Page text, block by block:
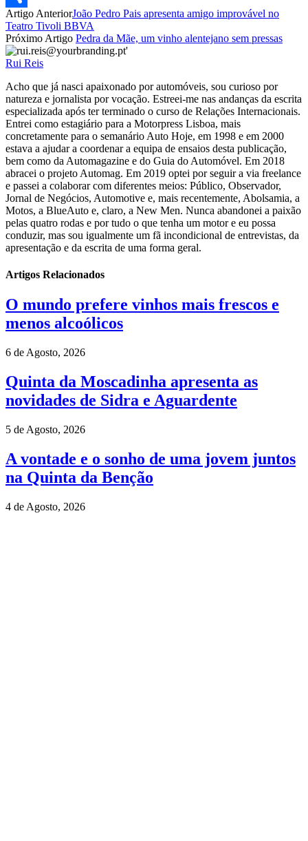
Partilhar
Artigo AnteriorJoão Pedro Pais apresenta amigo improvável no
Teatro Tivoli BBVA
Próximo Artigo Pedra da Mãe, um vinho alentejano sem pressas
Rui Reis
Acho que já nasci apaixonado por automóveis, sou curioso por
natureza e jornalista por vocação. Estreei-me nas andanças da escrita
especializada após ter terminado o curso de Relações Internacionais.
Entrei como estagiário para a Motorpress Lisboa, mais
concretamente para o semanário Auto Hoje, em 1998 e em 2000
estava a ajudar a coordenar a equipa de ensaios desta publicação,
bem como da Automagazine e do Guia do Automóvel. Em 2018
abracei o projeto Automag. Em 2019 optei por seguir a via freelance
e passei a colaborar com diferentes meios: Público, Observador,
Jornal de Negócios, Automotive e, mais recentemente, Abolsamia, a
Motos, a BlueAuto e, claro, a New Men. Nunca abandonei a paixão
pelas quatro rodas e por tudo o que tenha um motor e eu possa
conduzir, mas sou igualmente um fã incondicional de entrevistas, da
apresentação e da escrita de uma forma geral.
Artigos Relacionados
O mundo prefere vinhos mais frescos e
menos alcoólicos
6 de Agosto, 2026
Quinta da Moscadinha apresenta as
novidades de Sidra e Aguardente
5 de Agosto, 2026
A vontade e o sonho de uma jovem juntos
na Quinta da Benção
4 de Agosto, 2026